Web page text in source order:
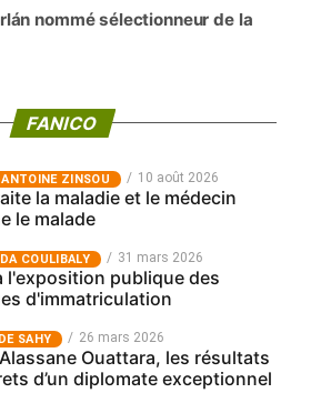
nommé sélectionneur de la
FANICO
ZINSOU 10 août 2026
la maladie et le médecin
le malade
COULIBALY 31 mars 2026
l'exposition publique des
d'immatriculation
SAHY 26 mars 2026
Ouattara, les résultats
d’un diplomate exceptionnel